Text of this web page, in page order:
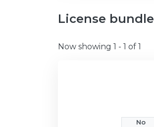
License bundle
Now showing 1 - 1 of 1
No